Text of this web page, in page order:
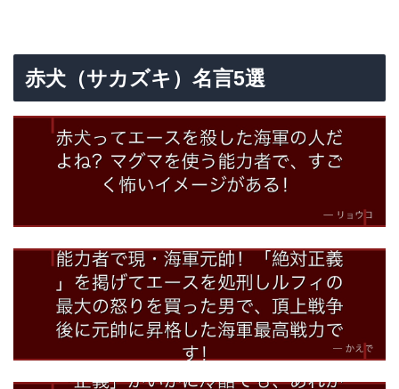
赤犬（サカズキ）名言5選